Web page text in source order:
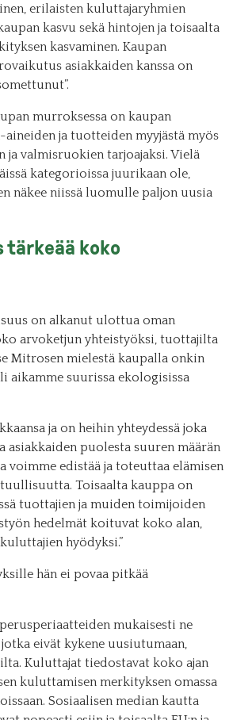
erilaisten kuluttajaryhmien
kasvu sekä hintojen ja toisaalta
kasvaminen. Kaupan
asiakkaiden kanssa on
murroksessa on kaupan
ja tuotteiden myyjästä myös
ja valmisruokien tarjoajaksi. Vielä
kategorioissa juurikaan ole,
näkee niissä luomulle paljon uusia
tärkeää koko
on alkanut ulottua oman
arvoketjun yhteistyöksi, tuottajilta
Mitrosen mielestä kaupalla onkin
aikamme suurissa ekologisissa
ja on heihin yhteydessä joka
asiakkaiden puolesta suuren määrän
voimme edistää ja toteuttaa elämisen
Toisaalta kauppa on
tuottajien ja muiden toimijoiden
hedelmät koituvat koko alan,
hyödyksi.”
hän ei povaa pitkää
mukaisesti ne
eivät kykene uusiutumaan,
Kuluttajat tiedostavat koko ajan
kuluttamisen merkityksen omassa
Sosiaalisen median kautta